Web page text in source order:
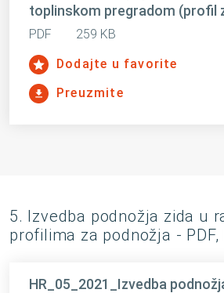
toplinskom pregradom (profil
PDF
259 KB
Dodajte u favorite
Preuzmite
5. Izvedba podnožja zida u
profilima za podnožja - PDF,
HR_05_2021_Izvedba